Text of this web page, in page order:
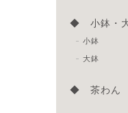
◆ 小鉢・
小鉢
大鉢
◆ 茶わん